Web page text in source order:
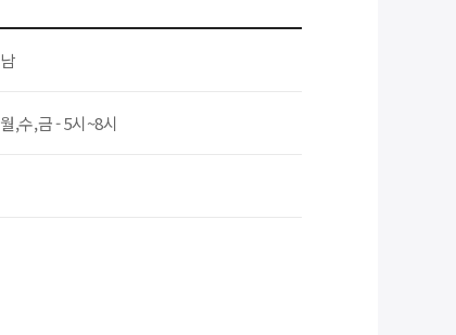
남
월,수,금 - 5시~8시